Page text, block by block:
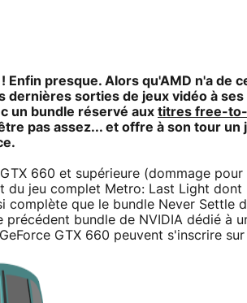
Enfin presque. Alors qu'AMD n'a de
dernières sorties de jeux vidéo à ses
un bundle réservé aux titres free-
pas assez... et offre à son tour un
660 et supérieure (dommage
du jeu complet Metro: Last Light
complète que le bundle Never Settle
bundle de NVIDIA dédié à
GTX 660 peuvent s'inscrire